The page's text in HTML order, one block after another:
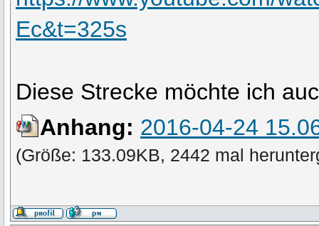
Ec&t=325s
Diese Strecke möchte ich
Anhang: 2016-04-24
(Größe: 133.09KB, 2442 mal